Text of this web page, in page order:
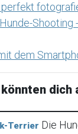
Shooting
dem
dich
Terrier Die